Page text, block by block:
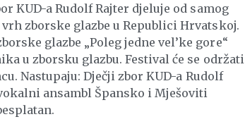
KUD-a Rudolf Rajter djeluje od samog
zborske glazbe u Republici Hrvatskoj.
glazbe „Poleg jedne vel’ke gore“
u zborsku glazbu. Festival će se održati
Nastupaju: Dječji zbor KUD-a Rudolf
ansambl Špansko i Mješoviti